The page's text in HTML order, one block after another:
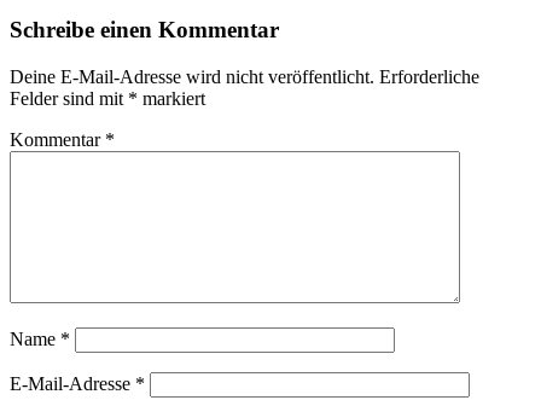
Schreibe einen Kommentar
Deine E-Mail-Adresse wird nicht veröffentlicht. Erforderliche
Felder sind mit * markiert
Kommentar *
Name *
E-Mail-Adresse *